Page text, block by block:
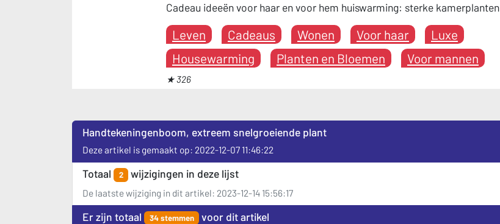
Cadeau ideeën voor haar en voor hem huiswarming: sterke kamerplanten
Leven Cadeaus Wonen Voor haar
Luxe
Housewarming
Planten en Bloemen Voor mannen
★ 326
Handtekeningenboom, extreem snelgroeiende plant
Deze artikel is gemaakt op: 2022-12-07 11:46:22
Totaal 2 wijzigingen in deze lijst
De laatste wijziging in dit artikel: 2023-12-14 15:56:17
Er zijn totaal 34 stemmen voor dit artikel